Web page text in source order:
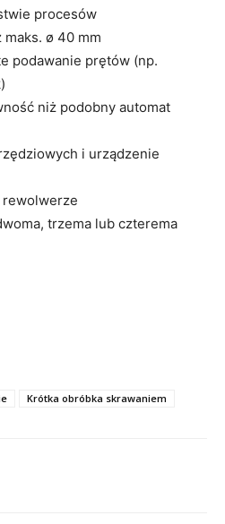
procesów
ø 40 mm
podawanie prętów (np.
niż podobny automat
i urządzenie
rewolwerze
trzema lub czterema
Krótka obróbka skrawaniem